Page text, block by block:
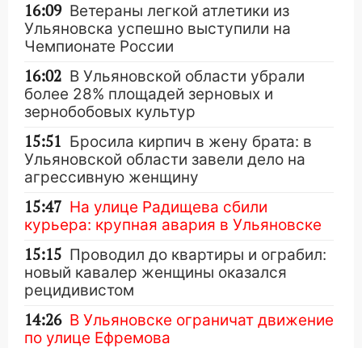
16:09 Ветераны легкой атлетики из
Ульяновска успешно выступили на
Чемпионате России
16:02 В Ульяновской области убрали
более 28% площадей зерновых и
зернобобовых культур
15:51 Бросила кирпич в жену брата: в
Ульяновской области завели дело на
агрессивную женщину
15:47 На улице Радищева сбили
курьера: крупная авария в Ульяновске
15:15 Проводил до квартиры и ограбил:
новый кавалер женщины оказался
рецидивистом
14:26 В Ульяновске ограничат движение
по улице Ефремова